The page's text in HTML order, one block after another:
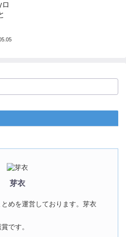
芽衣
めを運営しております。芽衣
です。